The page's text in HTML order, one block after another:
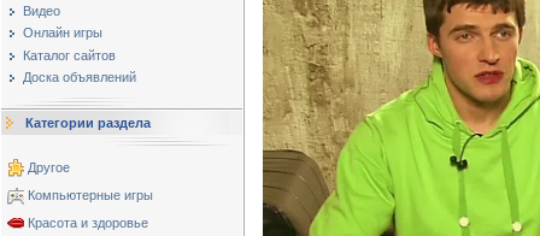
Видео
Онлайн игры
Каталог сайтов
Доска объявлений
Категории раздела
Другое
Компьютерные игры
Красота и здоровье